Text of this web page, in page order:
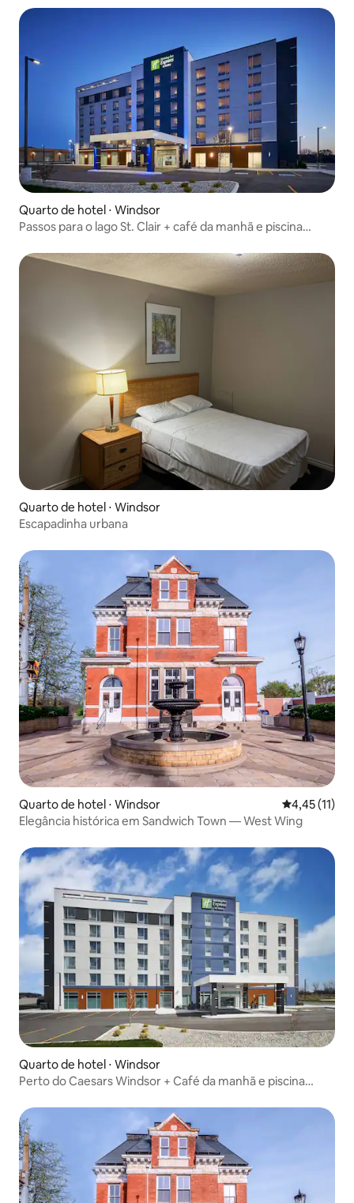
Quarto de hotel ⋅ Windsor
Passos para o lago St. Clair + café da manhã e piscina
Quarto de hotel ⋅ Windsor
Escapadinha urbana
Quarto de hotel ⋅ Windsor 4,45 de uma
4,45 (11)
Elegância histórica em Sandwich Town — West Wing
Quarto de hotel ⋅ Windsor
Perto do Caesars Windsor + Café da manhã e piscina